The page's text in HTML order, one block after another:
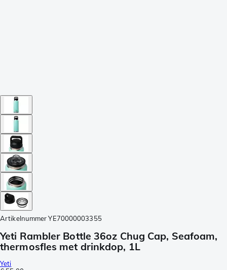
Artikelnummer YE70000003355
Yeti Rambler Bottle 36oz Chug Cap, Seafoam,
thermosfles met drinkdop, 1L
Yeti